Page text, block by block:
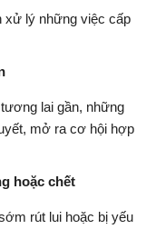
xử lý những việc cấp
lai gần, những
mở ra cơ hội hợp
hoặc chết
rút lui hoặc bị yếu